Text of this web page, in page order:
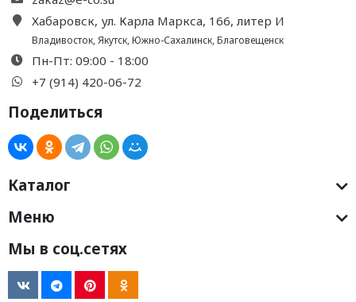
Хабаровск, ул. Карла Маркса, 166, литер И
Владивосток,Якутск,Южно-Сахалинск,Благовещенск
Пн-Пт: 09:00 - 18:00
+7 (914) 420-06-72
Поделиться
Каталог
Меню
Мы в соц.сетях